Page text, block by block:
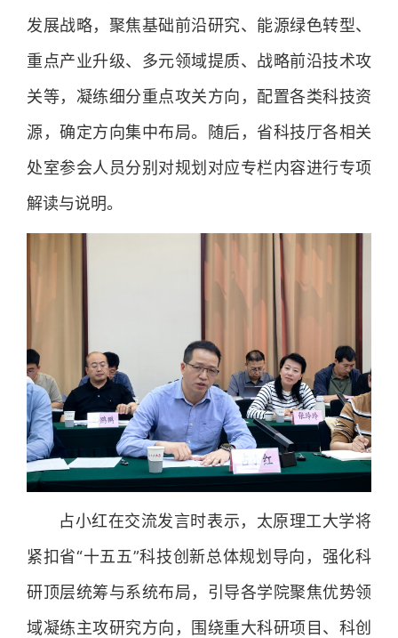
发展战略，聚焦基础前沿研究、能源绿色转型、
重点产业升级、多元领域提质、战略前沿技术攻
关等，凝练细分重点攻关方向，配置各类科技资
源，确定方向集中布局。随后，省科技厅各相关
处室参会人员分别对规划对应专栏内容进行专项
解读与说明。
占小红在交流发言时表示，太原理工大学将
紧扣省“十五五”科技创新总体规划导向，强化科
研顶层统筹与系统布局，引导各学院聚焦优势领
域凝练主攻研究方向，围绕重大科研项目、科创